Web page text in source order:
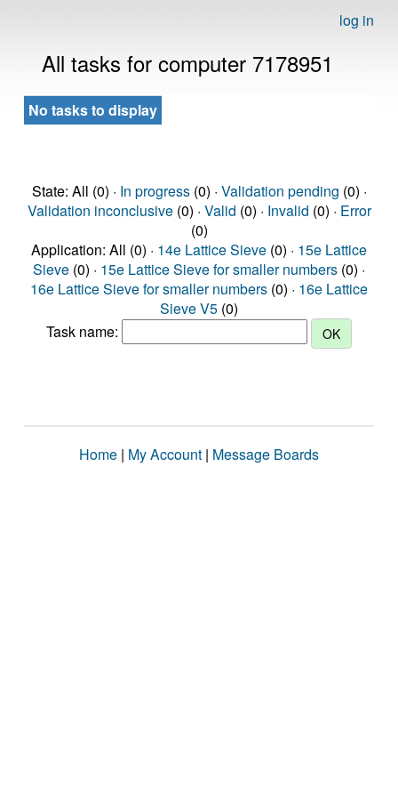
log in
All tasks for computer 7178951
No tasks to display
State: All (0) · In progress(0) · Validation pending (0) ·
Validation inconclusive(0) · Valid (0) · Invalid (0) · Error
(0)
Application: All (0) · 14e Lattice Sieve (0) · 15e Lattice
Sieve (0) · 15e Lattice Sieve for smaller numbers (0) ·
16e Lattice Sieve for smaller numbers (0) · 16e Lattice
Sieve V5 (0)
Task name:
Home | My Account | Message Boards